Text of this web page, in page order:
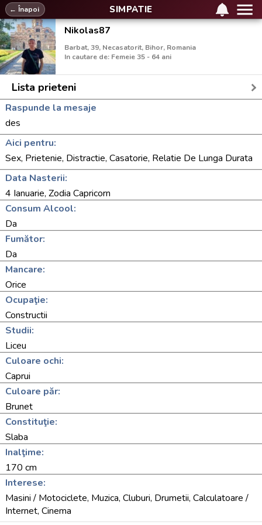
SIMPATIE
← Înapoi
Nikolas87
Barbat, 39, Necasatorit, Bihor, Romania
In cautare de: Femeie 35 - 64 ani
Lista prieteni
Raspunde la mesaje
des
Aici pentru:
Sex, Prietenie, Distractie, Casatorie, Relatie De Lunga Durata
Data Nasterii:
4 Ianuarie, Zodia Capricorn
Consum Alcool:
Da
Fumător:
Da
Mancare:
Orice
Ocupaţie:
Constructii
Studii:
Liceu
Culoare ochi:
Caprui
Culoare păr:
Brunet
Constituţie:
Slaba
Inalţime:
170 cm
Interese:
Masini / Motociclete, Muzica, Cluburi, Drumetii, Calculatoare /
Internet, Cinema